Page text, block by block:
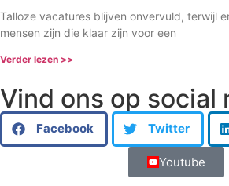
Talloze vacatures blijven onvervuld, terwijl
mensen zijn die klaar zijn voor een
Verder lezen >>
Vind ons op social
Facebook Twitter
Youtube